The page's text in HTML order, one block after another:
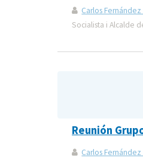
Carlos Fernández
Socialista i Alcalde
Reunión
Carlos Fernández